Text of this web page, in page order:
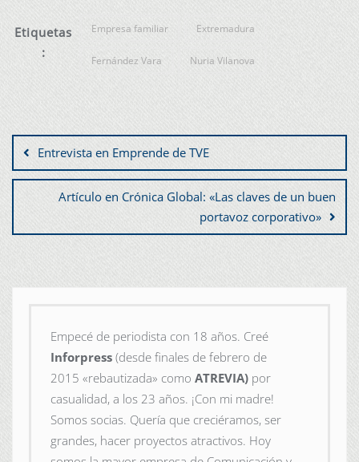
Etiquetas
:
Empresa familiar Extremadura
Fernández Vara Nuria Vilanova
Entrevista en Emprende de TVE
Artículo en Crónica Global: «Las claves de un buen
portavoz corporativo»
Empecé de periodista con 18 años. Creé
Inforpress (desde finales de febrero de
2015 «rebautizada» como ATREVIA) por
casualidad, a los 23 años. ¡Con mi madre!
Somos socias. Quería que creciéramos, ser
grandes, hacer proyectos atractivos. Hoy